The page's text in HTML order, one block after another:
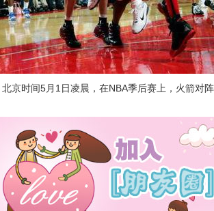
时间5月1日凌晨，在NBA季后赛上，火箭对阵